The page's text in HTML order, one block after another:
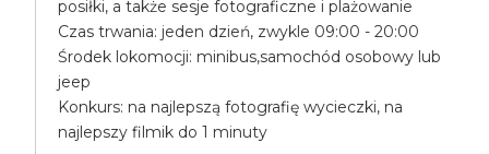
posiłki, a także sesje fotograficzne i plażowanie
Czas trwania: jeden dzień, zwykle 09:00 - 20:00
Środek lokomocji: minibus,samochód osobowy lub
jeep
Konkurs: na najlepszą fotografię wycieczki, na
najlepszy filmik do 1 minuty